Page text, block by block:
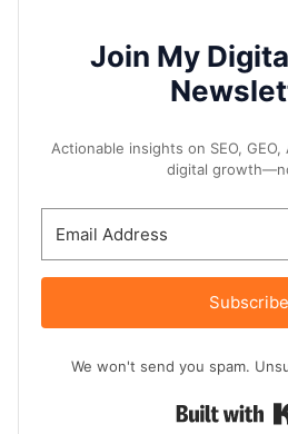
Join My
Actionable insights on SEO,
digital
Subscribe
We won't send you spam.